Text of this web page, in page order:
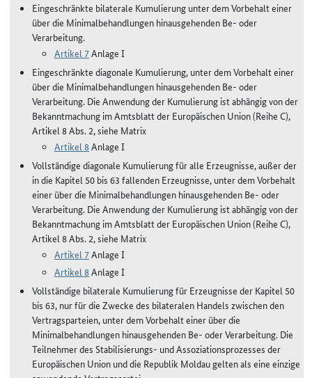
Eingeschränkte bilaterale Kumulierung unter dem Vorbehalt einer
über die Minimalbehandlungen hinausgehenden Be- oder
Verarbeitung.
Artikel 7Anlage I
Eingeschränkte diagonale Kumulierung, unter dem Vorbehalt einer
über die Minimalbehandlungen hinausgehenden Be- oder
Verarbeitung. Die Anwendung der Kumulierung ist abhängig von der
Bekanntmachung im Amtsblatt der Europäischen Union (Reihe C),
Artikel 8 Abs. 2, siehe Matrix
Artikel 8Anlage I
Vollständige diagonale Kumulierung für alle Erzeugnisse, außer der
in die Kapitel 50 bis 63 fallenden Erzeugnisse, unter dem Vorbehalt
einer über die Minimalbehandlungen hinausgehenden Be- oder
Verarbeitung. Die Anwendung der Kumulierung ist abhängig von der
Bekanntmachung im Amtsblatt der Europäischen Union (Reihe C),
Artikel 8 Abs. 2, siehe Matrix
Artikel 7Anlage I
Artikel 8Anlage I
Vollständige bilaterale Kumulierung für Erzeugnisse der Kapitel 50
bis 63, nur für die Zwecke des bilateralen Handels zwischen den
Vertragsparteien, unter dem Vorbehalt einer über die
Minimalbehandlungen hinausgehenden Be- oder Verarbeitung. Die
Teilnehmer des Stabilisierungs- und Assoziationsprozesses der
Europäischen Union und die Republik Moldau gelten als eine einzige